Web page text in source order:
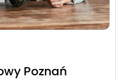
Poznań